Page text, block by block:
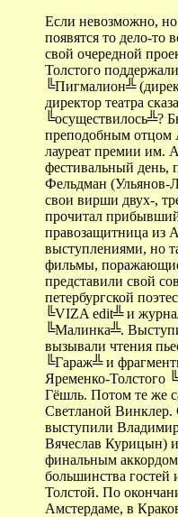
Если невозможно, но
появятся то дело-то
свой очередной
Толстого
╚Пигмалион╩
директор театра
╚осуществилось╩?
преподобным отцом
лауреат премии им.
фестивальный день,
Фельдман (Ульянов-
свои вирши двух-,
прочитал
правозащитница из
выступлениями, но
фильмы,
представили свой
петербургской
╚VIZA edit╩ и
╚Малинка╩.
вызывали чтения
╚Гараж╩ и
Яременко-Толстого
Гёшль. Потом те же
Светланой
выступили
Вячеслав Курицын)
финальным
большинства
Толстой. По
Амстердаме, в